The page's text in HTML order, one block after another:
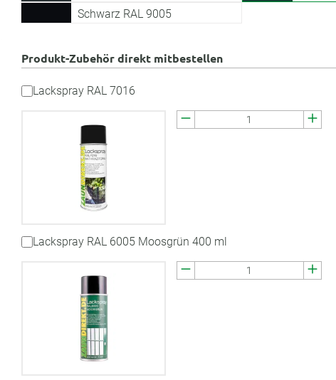
Schwarz RAL 9005
Produkt-Zubehör direkt mitbestellen
Lackspray RAL 7016
Lackspray RAL 6005 Moosgrün 400 ml